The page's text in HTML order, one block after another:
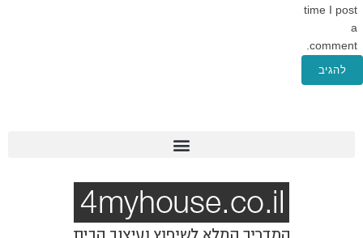
time I post
a
comment.